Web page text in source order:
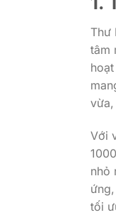
Thư
tâm
Với
nhỏ
tối